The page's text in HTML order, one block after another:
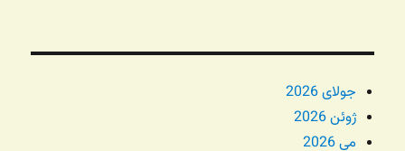
جولای 2026
ژوئن 2026
می 2026